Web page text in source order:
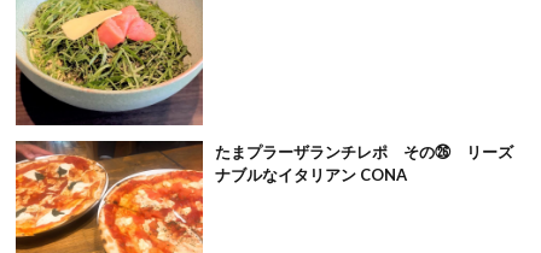
たまプラーザランチレポ その㉖ リーズ
ナブルなイタリアン CONA